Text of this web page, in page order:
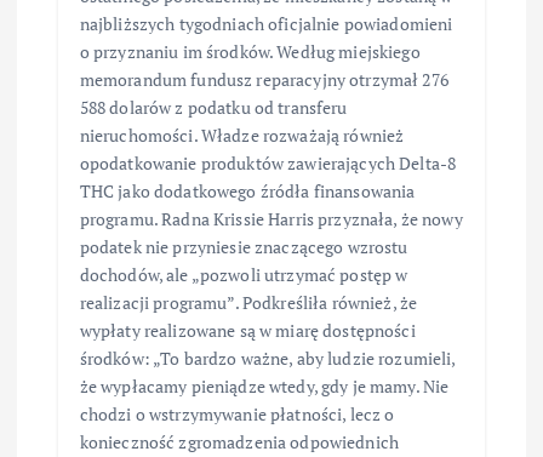
najbliższych tygodniach oficjalnie powiadomieni
o przyznaniu im środków. Według miejskiego
memorandum fundusz reparacyjny otrzymał 276
588 dolarów z podatku od transferu
nieruchomości. Władze rozważają również
opodatkowanie produktów zawierających Delta-8
THC jako dodatkowego źródła finansowania
programu. Radna Krissie Harris przyznała, że nowy
podatek nie przyniesie znaczącego wzrostu
dochodów, ale „pozwoli utrzymać postęp w
realizacji programu”. Podkreśliła również, że
wypłaty realizowane są w miarę dostępności
środków: „To bardzo ważne, aby ludzie rozumieli,
że wypłacamy pieniądze wtedy, gdy je mamy. Nie
chodzi o wstrzymywanie płatności, lecz o
konieczność zgromadzenia odpowiednich